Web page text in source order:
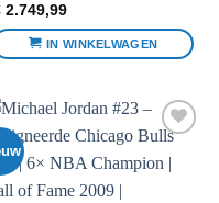
2.749,99
IN WINKELWAGEN
aan